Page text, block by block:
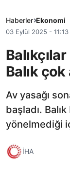
Haberler Ekonomi
03 Eylül 2025 - 11:13
Balık
Av yasağı
başladı.
yönelmediği
İHA